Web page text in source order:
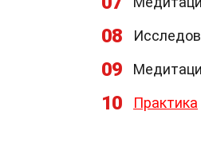
08
09
10 Практика